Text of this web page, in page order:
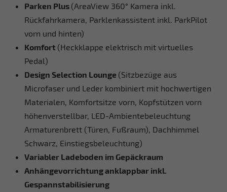
Parken Plus (AreaView 360° Kamera inkl.
Rückfahrkamera, Parklenkassistent inkl. ParkPilot
vorn und hinten)
Komfort (Heckklappe elektrisch mit virtuelles
Pedal)
Design Selection Lounge (Sitzbezüge aus
Microfaser und Leder kombiniert mit hochwertigen
Materialen, Komfortsitze vorn, Kopfstützen vorn
höhenverstellbar, LED-Ambientebeleuchtung
Armaturenbrett (Türen, Fußraum), Dachhimmel
Schwarz, Einstiegsbeleuchtung)
Variabler Ladeboden im Gepäckraum
Anhängevorrichtung anklappbar inkl.
Gespannstabilisierung